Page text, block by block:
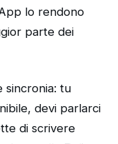
lo rendono
parte dei
sincronia: tu
devi parlarci
di scrivere